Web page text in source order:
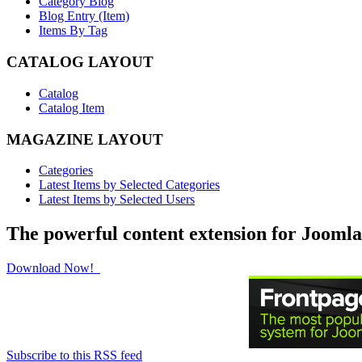
Blog Entry (Item)
Items By Tag
CATALOG LAYOUT
Catalog
Catalog Item
MAGAZINE LAYOUT
Categories
Latest Items by Selected Categories
Latest Items by Selected Users
The powerful content extension for
Download Now!
Subscribe to this RSS feed